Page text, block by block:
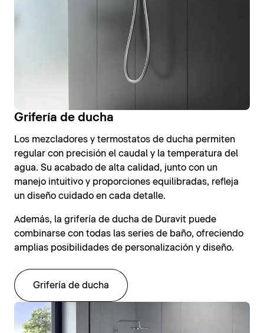
Grifería de ducha
Los mezcladores y termostatos de ducha permiten
regular con precisión el caudal y la temperatura del
agua. Su acabado de alta calidad, junto con un
manejo intuitivo y proporciones equilibradas, refleja
un diseño cuidado en cada detalle.
Además, la grifería de ducha de Duravit puede
combinarse con todas las series de baño, ofreciendo
amplias posibilidades de personalización y diseño.
Grifería de ducha